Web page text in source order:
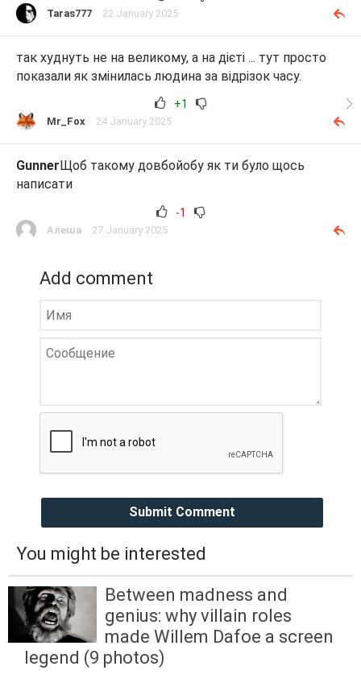
Taras777 22 January 2025
так худнуть не на великому, а на дієті ... тут просто
показали як змінилась людина за відрізок часу.
+1
Mr_Fox 24 January 2025
Gunner Щоб такому довбойобу як ти було щось
написати
-1
Алеша 27 January 2025
Add comment
Submit Comment
You might be interested
Between madness and
genius: why villain roles
made Willem Dafoe a screen
legend (9 photos)